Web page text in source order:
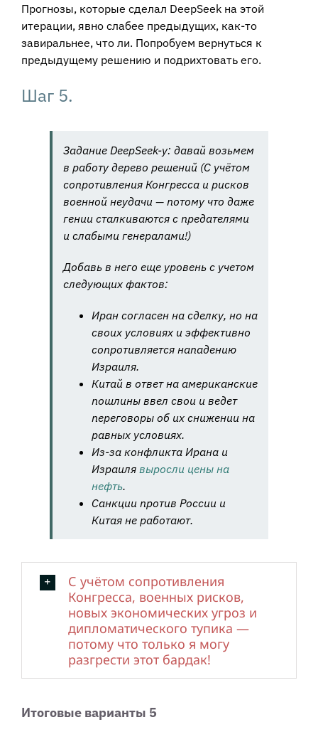
Прогнозы, которые сделал DeepSeek на этой
итерации, явно слабее предыдущих, как-то
завиральнее, что ли. Попробуем вернуться к
предыдущему решению и подрихтовать его.
Шаг 5.
Задание DeepSeek-у: давай возьмем
в работу дерево решений (С учётом
сопротивления Конгресса и рисков
военной неудачи — потому что даже
гении сталкиваются с предателями
и слабыми генералами!)
Добавь в него еще уровень с учетом
следующих фактов:
Иран согласен на сделку, но на
своих условиях и эффективно
сопротивляется нападению
Израиля.
Китай в ответ на американские
пошлины ввел свои и ведет
переговоры об их снижении на
равных условиях.
Из-за конфликта Ирана и
Израиля выросли цены на
нефть.
Санкции против России и
Китая не работают.
С учётом сопротивления
Конгресса, военных рисков,
новых экономических угроз и
дипломатического тупика —
потому что только я могу
разгрести этот бардак!
Итоговые варианты 5